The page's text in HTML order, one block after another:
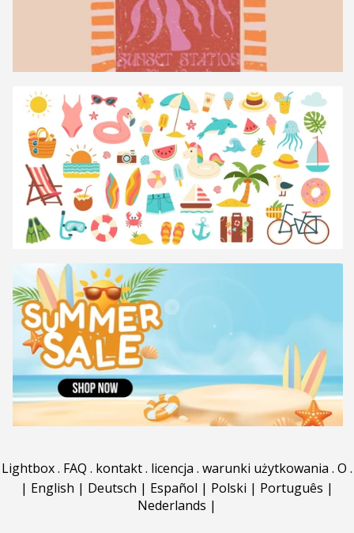
Lightbox. FAQ . kontakt. licencja . warunki użytkowania . O .
| English | Deutsch | Español | Polski | Português |
Nederlands |